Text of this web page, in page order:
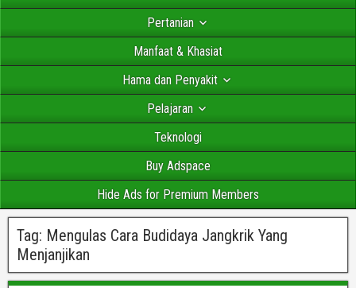
Pertanian
Manfaat & Khasiat
Hama dan Penyakit
Pelajaran
Teknologi
Buy Adspace
Hide Ads for Premium Members
Tag: Mengulas Cara Budidaya Jangkrik Yang
Menjanjikan